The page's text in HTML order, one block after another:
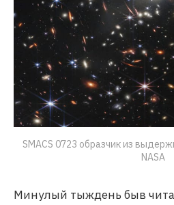
SMACS 0723 образчик из
NASA
Минулый тыждень быв